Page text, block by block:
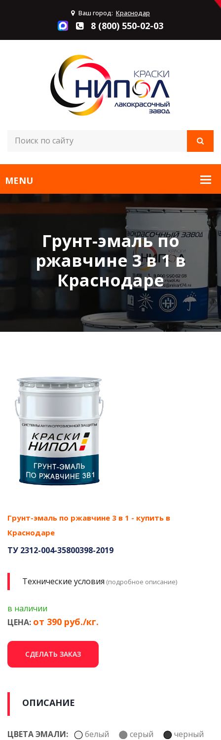
Ваш город: Краснодар
8 (800) 550-02-03
Грунт-эмаль по
ржавчине 3 в 1 в
Краснодаре
Грунт-эмаль по ржавчине 3 в 1 - купить в
Краснодаре
ТУ 2312-004-35800398-2019
Технические условия (подробное описание)
в наличии
ЦЕНА: от 390 руб./кг.
СДЕЛАТЬ ЗАКАЗ
ОПИСАНИЕ
ЦВЕТА ЭМАЛИ: белый серый
черный